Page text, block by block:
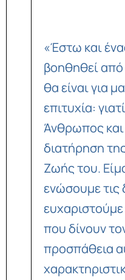
«Έστω και
βοηθηθεί
θα είναι για
επιτυχία:
Άνθρωπος
διατήρηση
Ζωής του.
ενώσουμε τις
που δίνουν
προσπάθεια